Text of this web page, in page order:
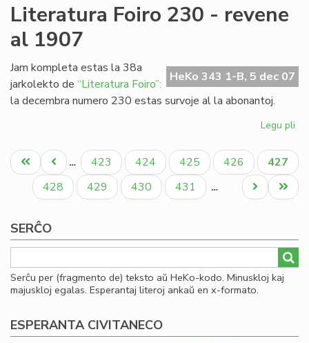
Literatura Foiro 230 - revene
al 1907
HeKo 343 1-B, 5 dec 07
Jam kompleta estas la 38a
jarkolekto de “Literatura Foiro”:
la decembra numero 230 estas survoje al la abonantoj.
Legu pli
-
Pagination
Unua
paĝo
Antaŭa
paĝo
… Paĝo
423 Paĝo
424 Paĝo
425 Paĝo
426
Aktuala
paĝo
427
Paĝo
428 Paĝo
429 Paĝo
430 Paĝo
431 …
Last
page
Next
page
SERĈO
Serĉu per (fragmento de) teksto aŭ HeKo-kodo. Minuskloj kaj
majuskloj egalas. Esperantaj literoj ankaŭ en x-formato.
ESPERANTA CIVITANECO